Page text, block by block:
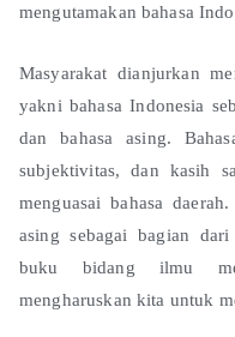
mengutamakan bahasa
Masyarakat dianjurkan
yakni bahasa Indonesia
dan bahasa asing.
subjektivitas, dan kasih
menguasai bahasa
asing sebagai bagian
buku bidang ilmu
mengharuskan kita untuk